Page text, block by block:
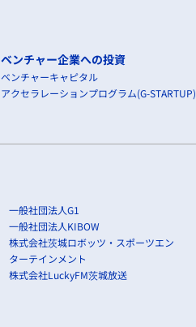
ベンチャー企業への投資
ベンチャーキャピタル
アクセラレーションプログラム(G-STARTUP)
一般社団法人G1
一般社団法人KIBOW
株式会社茨城ロボッツ・スポーツエン
ターテインメント
株式会社LuckyFM茨城放送